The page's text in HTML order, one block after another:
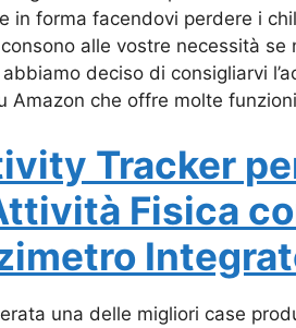
in forma facendovi perdere i
alle vostre necessità se
deciso di consigliarvi
Amazon che offre molte
Tracker
Fisica
una delle migliori case